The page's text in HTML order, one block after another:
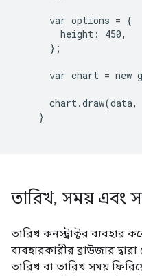
      var options = {
        height: 450,
      };
var chart = new
chart.draw(data,
    }
তারিখ, সময় এবং
তারিখ কনস্ট্রাক্টর ব্যবহার
ব্যবহারকারীর ব্রাউজার
তারিখ বা তারিখ সময়